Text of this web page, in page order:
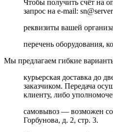
Чтобы получить счёт на
запрос на e-mail:
реквизиты вашей
перечень оборудования,
Мы предлагаем гибкие
курьерская доставка до
заказчиком. Передача
клиенту, либо
самовывоз — возможен
Горбунова, д. 2, стр. 3.